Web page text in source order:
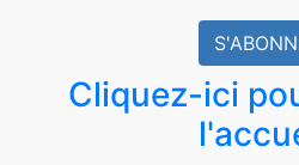
Cliquez-ici